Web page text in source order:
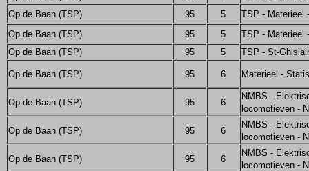
Op de Baan (TSP)
95 5
TSP - Materieel
Op de Baan (TSP)
95 5
TSP - Materieel
Op de Baan (TSP)
95 5 TSP - St-
Op de Baan (TSP) 95 6 Materieel -
Op de Baan (TSP) 95 6
NMBS -
locomotieven -
Op de Baan (TSP) 95 6
NMBS -
locomotieven -
Op de Baan (TSP) 95 6
NMBS -
locomotieven -